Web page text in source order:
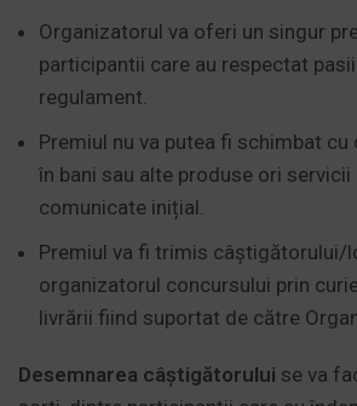
Organizatorul va oferi un singur
participantii care au respectat
regulament.
Premiul nu va putea fi schimbat cu
în bani sau alte produse ori
comunicate inițial.
Premiul va fi trimis câștigătorului/
organizatorul concursului prin
livrării fiind suportat de către
Desemnarea câștigătorului se va